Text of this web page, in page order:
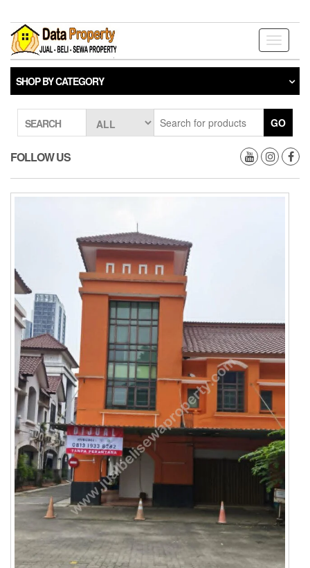
the
content
Toggle
SHOP BY CATEGORY
SEARCH GO
FOLLOW US